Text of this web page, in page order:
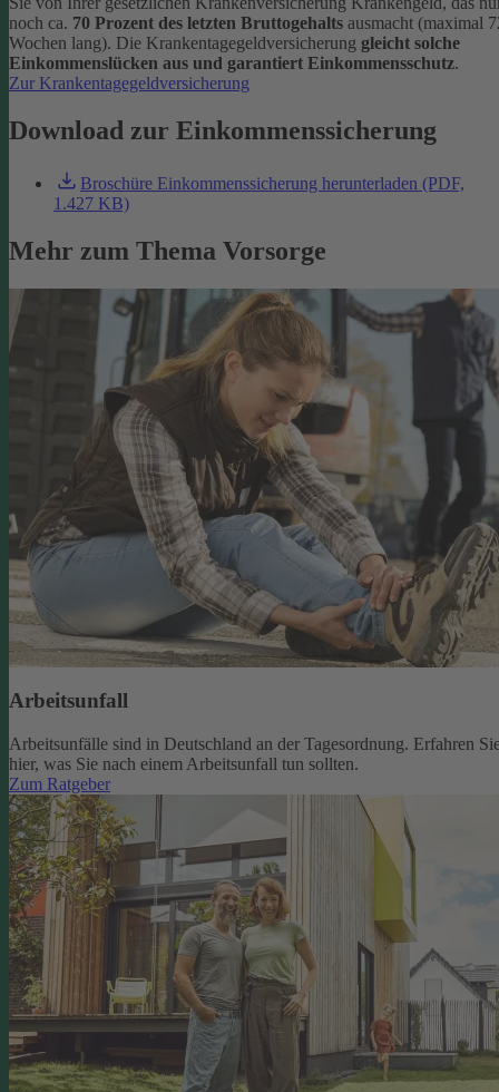
noch ca. 70 Prozent des letzten Bruttogehalts ausmacht (maximal
Wochen lang). Die Krankentagegeldversicherung gleicht solche
Einkommenslücken aus und garantiert Einkommensschutz.
Zur Krankentagegeldversicherung
Download zur Einkommenssicherung
Broschüre Einkommenssicherung herunterladen (PDF,
1.427 KB)
Mehr zum Thema Vorsorge
Arbeitsunfall
Arbeitsunfälle sind in Deutschland an der Tagesordnung. Erfahren
hier, was Sie nach einem Arbeitsunfall tun sollten.
Zum Ratgeber